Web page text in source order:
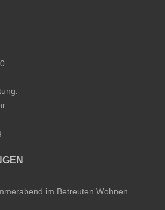
im Betreuten Wohnen